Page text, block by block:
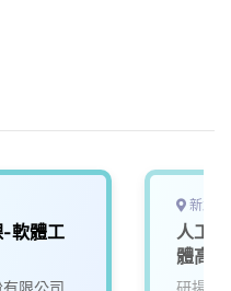
-軟體工
限公司
新北
人工
體高
研揚科